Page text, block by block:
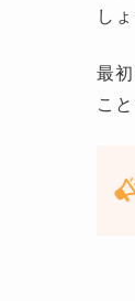
しょ
最
こと